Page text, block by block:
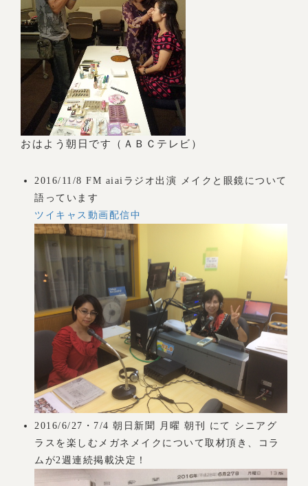
おはよう朝日です（ＡＢＣテレビ）
2016/11/8 FM aiaiラジオ出演 メイクと眼鏡について
語っています
ツイキャス動画配信中
2016/6/27・7/4 朝日新聞 月曜 朝刊 にて シニアグ
ラスを楽しむメガネメイクについて取材頂き、コラ
ムが2週連続掲載決定！